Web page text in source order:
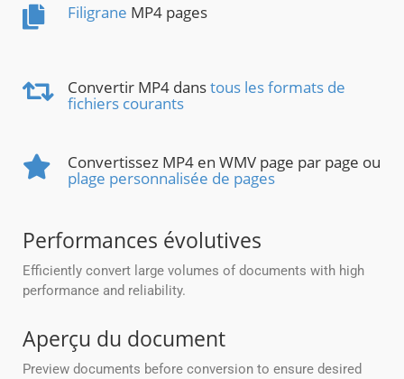
Filigrane MP4 pages
Convertir MP4 danstous les formats de
fichiers courants
Convertissez MP4 en WMV page par page ou
plage personnalisée de pages
Performances évolutives
Efficiently convert large volumes of documents with high
performance and reliability.
Aperçu du document
Preview documents before conversion to ensure desired